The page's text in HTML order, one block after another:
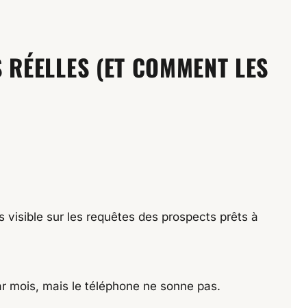
(ET COMMENT LES
sur les requêtes des prospects prêts à
mois, mais le téléphone ne sonne pas.